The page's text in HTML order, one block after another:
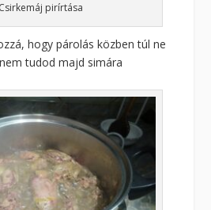
Csirkemáj pirírtása
hogy párolás közben túl ne
tudod majd simára